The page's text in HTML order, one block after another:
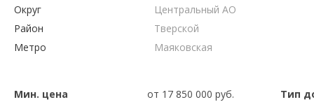
Округ
Центральный АО
Район
Тверской
Метро
Маяковская
Мин. цена
от 17 850 000 руб.
Тип